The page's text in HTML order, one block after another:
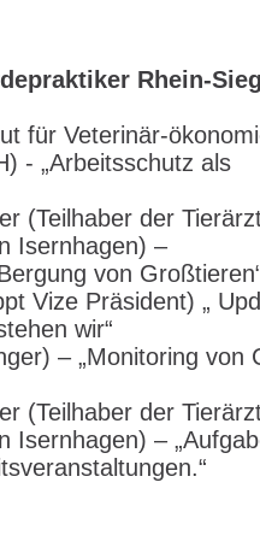
Rhein-
für Veterinär-
- „Arbeitsschutz als
(Teilhaber der
Isernhagen) –
von
Vize Präsident) „
wir“
– „Monitoring von
(Teilhaber der
Isernhagen) –